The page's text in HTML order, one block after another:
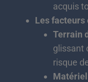
acquis
Les facteurs
Terrain
glissant
risque